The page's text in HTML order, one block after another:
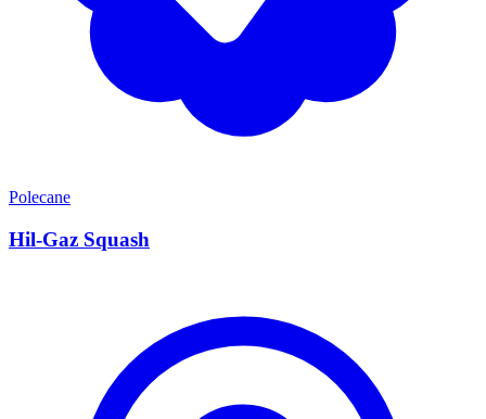
Polecane
Hil-Gaz Squash